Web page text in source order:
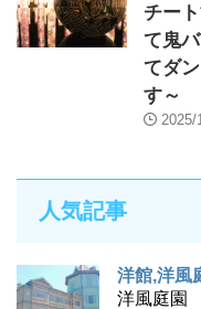
チー
て鬼
てダ
す～
2025/
人気記事
洋館,洋風
洋風庭園